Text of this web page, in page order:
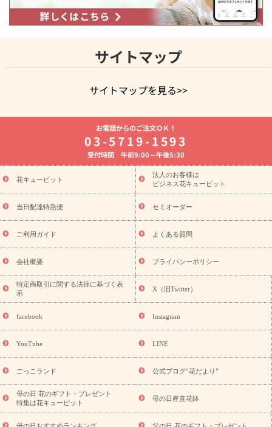
サイトマップ
サイトマップを見る>>
よく贈られる花
お祝いの花特集
誕生日フラワーギフト特集
8月の誕生花(トルコキキョウ)
開店・開業祝い
お供え・お悔やみ お供え・お悔やみの花
通夜・葬儀に贈る花 胡蝶蘭・花鉢
ーブドフラワー
季節のイベント
ひまわり ギフト・プレゼント
特集
お盆 花（新盆・初盆） 季節のイベント
お盆 花（新
盆・初盆）
お盆 花（新盆・初盆）
お盆・お供え 花とセットギ
フト
お盆・お供え プリザーブドフラワー
ひまわり ギフト・プ
レゼント特集
夏の花贈り・お中元・暑中見舞い 花のギフト特集
敬老の日におくる花ギフト・プレゼント特集
花ギフト・プレゼント特集
敬老の日 花のおすすめランキング
敬
老の日 花鉢植えのギフト・プレゼント特集
敬老の日 花とセットギ
フト・プレゼント特集
敬老の日の花 全てのギフト一覧
キャン
ペーン
映画『ウォーターガーディアンズ』コラボキャンペーン
「きょう誕生日なんです」キャンペーン
誕生日の花を探す
誕生日フラワーギフト 誕生日フラワーギフト特集
9月の誕生花(リンドウ)
ら探す
お祝いの花特集 当日配達特急便 お祝い商品一覧
念日
結婚祝い 出産祝い 退院祝い・快気祝い
寿祝い
プチギフト ペットのお祝いフラワー
お電話からのご注文ＯＫ！
03-5719-1593
受付時間 午前9:00～午後5:30
花キューピット
法人のお客様は
ビジネス花キューピット
当日配達特急便 セミオーダー
ご利用ガイド よくある質問
会社概要 プライバシーポリシー
特定商取引に関する法律に基づく表
示
X（旧Twitter）
facebook Instagram
YouTube LINE
ごっこランド 公式ブログ“花だより”
母の日 花のギフト・プレゼント
特集は花キューピット
母の日産直花鉢
母の日おすすめランキング 父の日 花のギフト・プレゼント